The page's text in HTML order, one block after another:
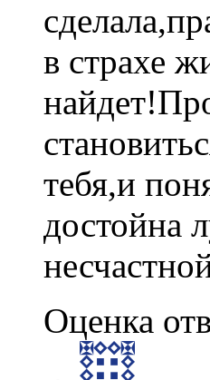
в страхе
тебя,и
достойна
Оценка